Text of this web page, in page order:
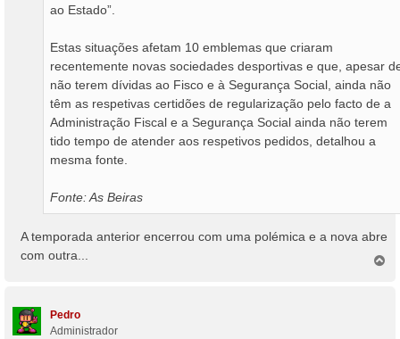
ao Estado”.
Estas situações afetam 10 emblemas que criaram
recentemente novas sociedades desportivas e que, apesar
não terem dívidas ao Fisco e à Segurança Social, ainda não
têm as respetivas certidões de regularização pelo facto de a
Administração Fiscal e a Segurança Social ainda não terem
tido tempo de atender aos respetivos pedidos, detalhou a
mesma fonte.
Fonte: As Beiras
A temporada anterior encerrou com uma polémica e a nova abre
com outra...
Pedro
Administrador